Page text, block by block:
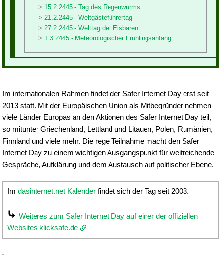
15.2.2445 - Tag des Regenwurms
21.2.2445 - Weltgästeführertag
27.2.2445 - Welttag der Eisbären
1.3.2445 - Meteorologischer Frühlingsanfang
Im internationalen Rahmen findet der Safer Internet Day erst seit
2013 statt. Mit der Europäischen Union als Mitbegründer nehmen
viele Länder Europas an den Aktionen des Safer Internet Day teil,
so mitunter Griechenland, Lettland und Litauen, Polen, Rumänien,
Finnland und viele mehr. Die rege Teilnahme macht den Safer
Internet Day zu einem wichtigen Ausgangspunkt für weitreichende
Gespräche, Aufklärung und dem Austausch auf politischer Ebene.
Im dasinternet.net Kalender findet sich der Tag seit 2008.
Weiteres zum Safer Internet Day auf einer der offiziellen
Websites klicksafe.de